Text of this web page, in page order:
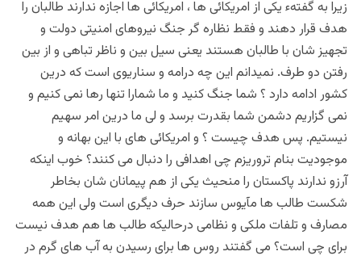
زیرا به گفتهء یکی از امریکائی ها ، امریکائی ها اجازه ندارند طالبان را
هدف قرار دهند و فقط نظاره گر جنگ نیروهای امنیتی دولت و
تجهیز شان با طالبان هستند یعنی سیل بین و ناظر تباهی و از بین
رفتن دو طرف. نمیدانم این چه درامه و سناریوی است که درین
کشور ادامه دارد ؟ شما جنگ کنید و ما شمارا تنها رها نمی کنیم و
نمی گزاریم دشمن شما بقدرت برسد و لی ما درین امر سهیم
نیستیم. پس هدف چیست ؟ و امریکائی های با این بهانه و
موجودیت بنام تروریزم چی اهدافی را دنبال می کنند؟ خوب اینکه
آرزو ندارند پاکستان را منحیث یکی از هم پیمانان شان بخاطر
شکست طالب ها مآیوس سازند حرف دیگری است ولی این همه
مصارف و تلفات ملکی و نظامی درحالیکه طالب ها هم هدف نیست
برای چی است؟ می گفتند روس ها برای رسیدن به آب های گرم در